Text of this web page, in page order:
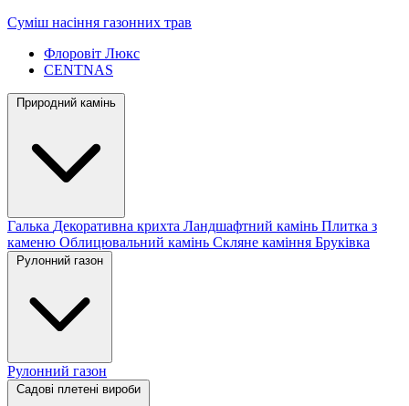
Суміш насіння газонних трав
Флоровіт Люкс
СENTNAS
Природний камінь
Галька Декоративна крихта Ландшафтний камінь Плитка з
каменю Облицювальний камінь Скляне каміння Бруківка
Рулонний газон
Рулонний газон
Садові плетені вироби